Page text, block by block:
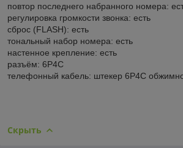
повтор последнего набранного номера:
регулировка громкости звонка: есть
сброс (FLASH): есть
тональный набор номера: есть
настенное крепление: есть
разъём: 6P4C
телефонный кабель: штекер 6P4C
Скрыть